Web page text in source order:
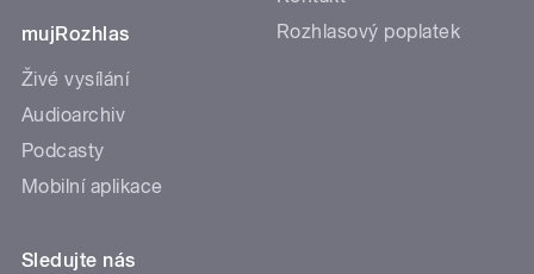
mujRozhlas
Živé vysílání
Audioarchiv
Podcasty
Mobilní aplikace
Rozhlasový poplatek
Sledujte nás